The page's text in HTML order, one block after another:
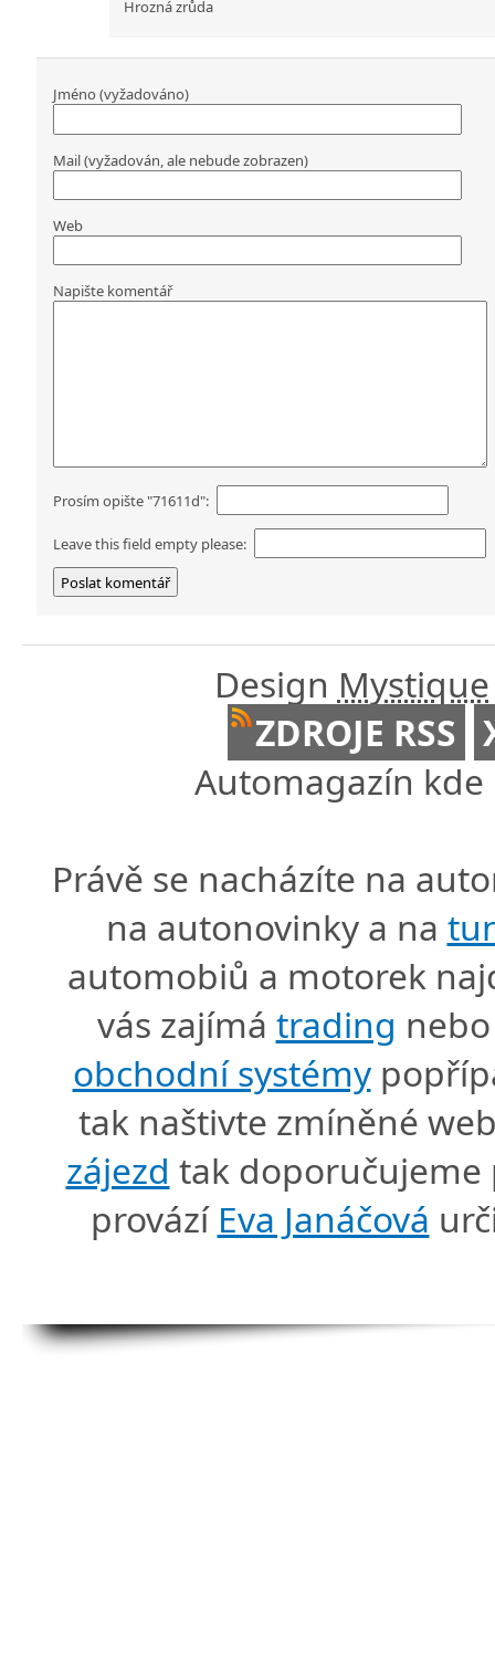
Hrozná zrůda
Jméno (vyžadováno)
Mail (vyžadován, ale nebude zobrazen)
Web
Napište komentář
Prosím opište "71611d":
Leave this field empty please:
Design Mystique
ZDROJE RSS
Automagazín
Právě se nacházíte na
na autonovinky a na
automobiů a motorek
vás zajímá trading
obchodní systémy
tak naštivte zmíněné
zájezd tak doporučujeme
provází Eva Janáčová